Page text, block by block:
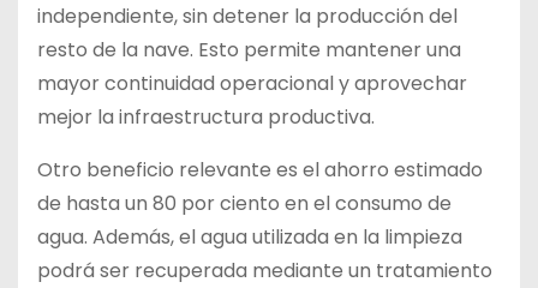
independiente, sin detener la producción del
resto de la nave. Esto permite mantener una
mayor continuidad operacional y aprovechar
mejor la infraestructura productiva.
Otro beneficio relevante es el ahorro estimado
de hasta un 80 por ciento en el consumo de
agua. Además, el agua utilizada en la limpieza
podrá ser recuperada mediante un tratamiento